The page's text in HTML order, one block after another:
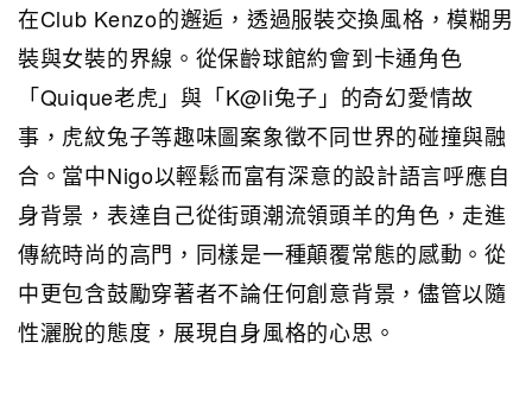
在Club Kenzo的邂逅，透過服裝交換風格，模糊男
裝與女裝的界線。從保齡球館約會到卡通角色
「Quique老虎」與「K@li兔子」的奇幻愛情故
事，虎紋兔子等趣味圖案象徵不同世界的碰撞與融
合。當中Nigo以輕鬆而富有深意的設計語言呼應自
身背景，表達自己從街頭潮流領頭羊的角色，走進
傳統時尚的高門，同樣是一種顛覆常態的感動。從
中更包含鼓勵穿著者不論任何創意背景，儘管以隨
性灑脫的態度，展現自身風格的心思。